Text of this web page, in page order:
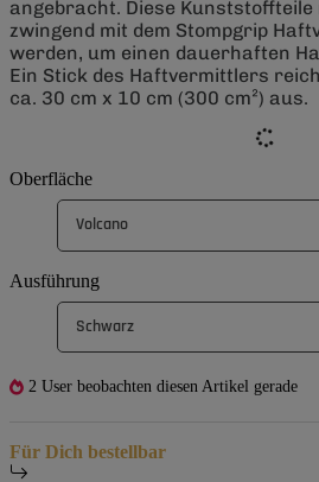
angebracht. Diese
zwingend mit dem Stompgrip
werden, um einen dauerhaften
Ein Stick des Haftvermittlers
ca. 30 cm x 10 cm (300 cm²) aus.
Oberfläche
Volcano
Ausführung
Schwarz
2 User beobachten diesen Artikel gerade
Für Dich bestellbar